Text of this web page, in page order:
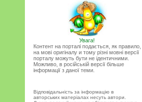
Увага!
Контент на порталі подається, як правило,
на мові оригіналу и тому різні мовні версії
порталу можуть бути не ідентичними.
Можливо, в російській версії більше
інформації з даної теми.
Відповідальність за інформацію в
авторських матеріалах несуть автори.